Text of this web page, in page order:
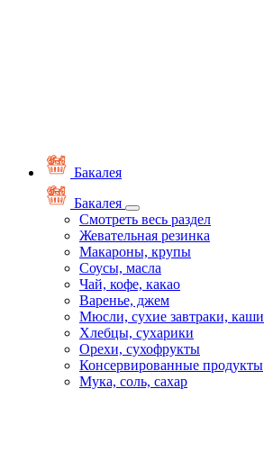
Бакалея
Бакалея
Смотреть весь раздел
Жевательная резинка
Макароны, крупы
Соусы, масла
Чай, кофе, какао
Варенье, джем
Мюсли, сухие завтраки, каши
Хлебцы, сухарики
Орехи, сухофрукты
Консервированные продукты
Мука, соль, сахар